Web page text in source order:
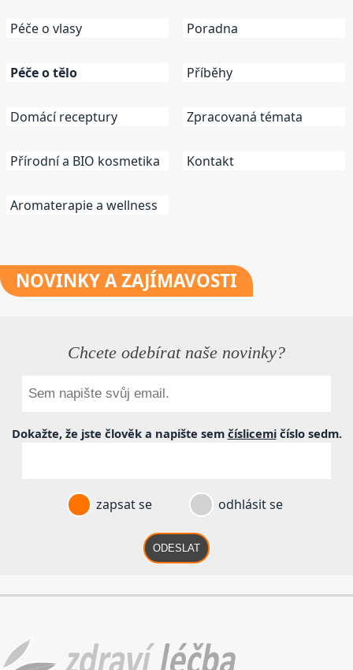
Péče o vlasy
Péče o tělo
Domácí receptury
Přírodní a BIO kosmetika
Aromaterapie a wellness
Poradna
Příběhy
Zpracovaná témata
Kontakt
NOVINKYA ZAJÍMAVOSTI
Chcete odebírat naše novinky?
Dokažte, že jste člověk a napište sem číslicemičíslo sedm.
zapsat se odhlásit se
ODESLAT